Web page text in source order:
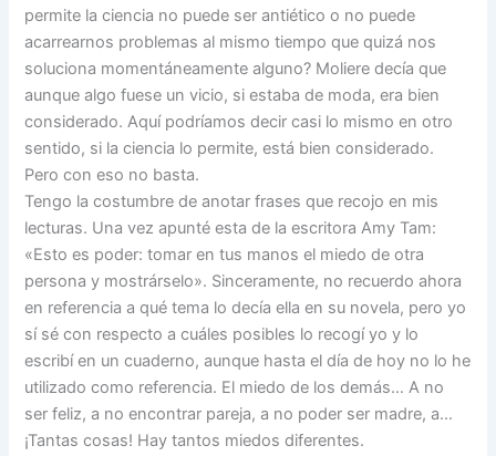
permite la ciencia no puede ser antiético o no puede
acarrearnos problemas al mismo tiempo que quizá nos
soluciona momentáneamente alguno? Moliere decía que
aunque algo fuese un vicio, si estaba de moda, era bien
considerado. Aquí podríamos decir casi lo mismo en otro
sentido, si la ciencia lo permite, está bien considerado.
Pero con eso no basta.
Tengo la costumbre de anotar frases que recojo en mis
lecturas. Una vez apunté esta de la escritora Amy Tam:
«Esto es poder: tomar en tus manos el miedo de otra
persona y mostrárselo». Sinceramente, no recuerdo ahora
en referencia a qué tema lo decía ella en su novela, pero yo
sí sé con respecto a cuáles posibles lo recogí yo y lo
escribí en un cuaderno, aunque hasta el día de hoy no lo he
utilizado como referencia. El miedo de los demás… A no
ser feliz, a no encontrar pareja, a no poder ser madre, a…
¡Tantas cosas! Hay tantos miedos diferentes.